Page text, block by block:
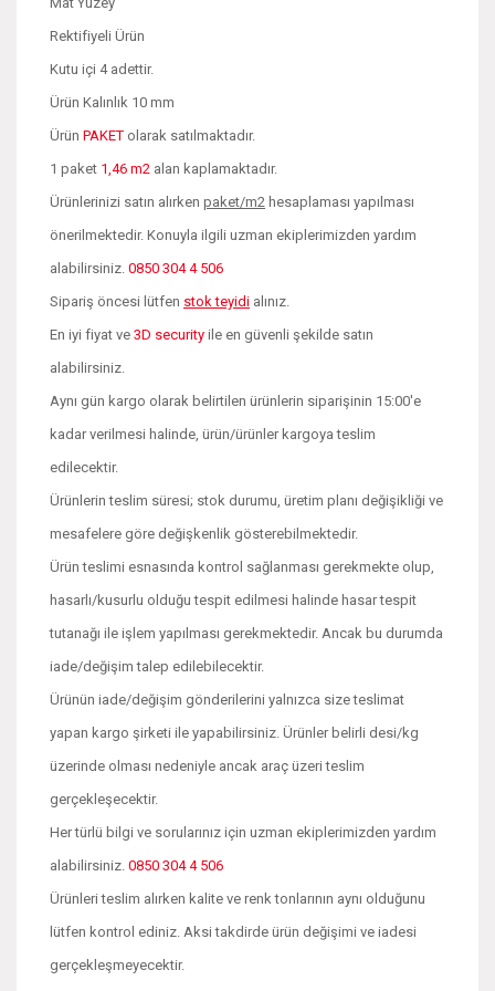
Rektifiyeli Ürün
Kutu içi 4 adettir.
Ürün Kalınlık 10 mm
Ürün PAKET olarak satılmaktadır.
1 paket 1,46 m2 alan kaplamaktadır.
Ürünlerinizi satın alırken paket/m2 hesaplaması yapılması
önerilmektedir. Konuyla ilgili uzman ekiplerimizden yardım
alabilirsiniz. 0850 304 4 506
Sipariş öncesi lütfen stok teyidi alınız.
En iyi fiyat ve 3D security ile en güvenli şekilde satın
alabilirsiniz.
Aynı gün kargo olarak belirtilen ürünlerin siparişinin 15:00'e
kadar verilmesi halinde, ürün/ürünler kargoya teslim
edilecektir.
Ürünlerin teslim süresi; stok durumu, üretim planı değişikliği ve
mesafelere göre değişkenlik gösterebilmektedir.
Ürün teslimi esnasında kontrol sağlanması gerekmekte olup,
hasarlı/kusurlu olduğu tespit edilmesi halinde hasar tespit
tutanağı ile işlem yapılması gerekmektedir. Ancak bu durumda
iade/değişim talep edilebilecektir.
Ürünün iade/değişim gönderilerini yalnızca size teslimat
yapan kargo şirketi ile yapabilirsiniz. Ürünler belirli desi/kg
üzerinde olması nedeniyle ancak araç üzeri teslim
gerçekleşecektir.
Her türlü bilgi ve sorularınız için uzman ekiplerimizden yardım
alabilirsiniz. 0850 304 4 506
Ürünleri teslim alırken kalite ve renk tonlarının aynı olduğunu
lütfen kontrol ediniz. Aksi takdirde ürün değişimi ve iadesi
gerçekleşmeyecektir.